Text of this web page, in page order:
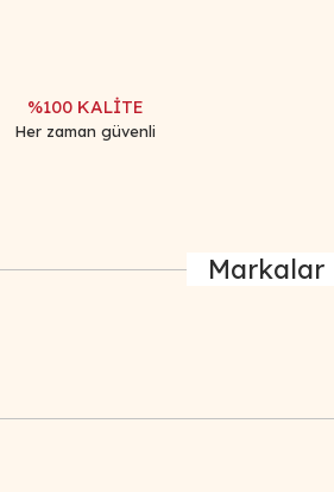
%100 KALİTE
Her zaman güvenli
Markalar